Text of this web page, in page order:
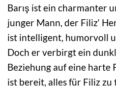
Barış ist ein charmanter
junger Mann, der Filiz‘
ist intelligent, humorvoll
Doch er verbirgt ein
Beziehung auf eine harte
ist bereit, alles für Filiz zu